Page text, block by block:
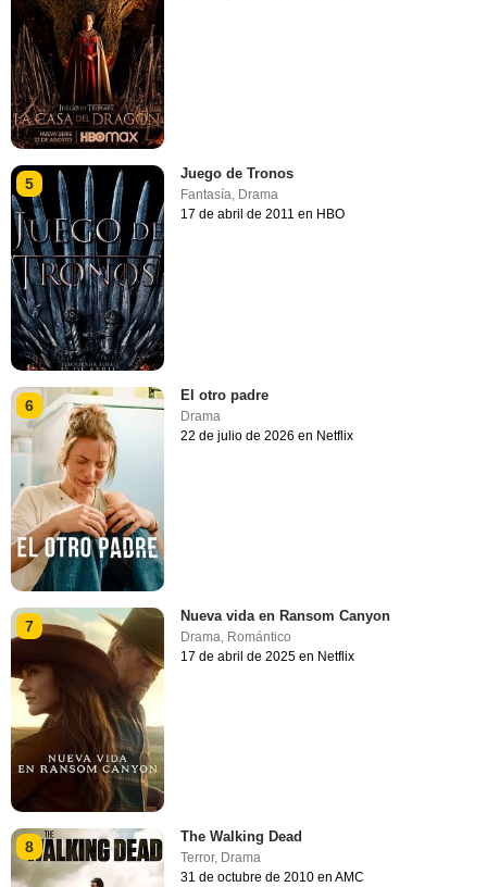
5
Juego de Tronos
Fantasía, Drama
17 de abril de 2011 en HBO
6
El otro padre
Drama
22 de julio de 2026 en Netflix
7
Nueva vida en Ransom Canyon
Drama, Romántico
17 de abril de 2025 en Netflix
8
The Walking Dead
Terror, Drama
31 de octubre de 2010 en AMC